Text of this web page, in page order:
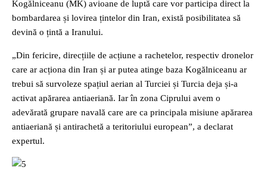
Kogălniceanu (MK) avioane de luptă care vor participa direct la
bombardarea și lovirea țintelor din Iran, există posibilitatea să
devină o țintă a Iranului.
„Din fericire, direcțiile de acțiune a rachetelor, respectiv dronelor
care ar acționa din Iran și ar putea atinge baza Kogălniceanu ar
trebui să survoleze spațiul aerian al Turciei și Turcia deja și-a
activat apărarea antiaeriană. Iar în zona Ciprului avem o
adevărată grupare navală care are ca principala misiune apărarea
antiaeriană și antirachetă a teritoriului european”, a declarat
expertul.